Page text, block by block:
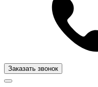
Заказать звонок